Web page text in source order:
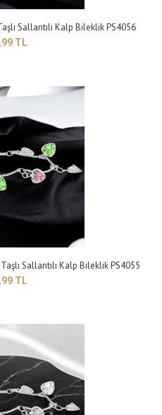
TL
Rengi: beyazBileklik Modeli :
bileklikTa..
Sallantılı Kalp Bileklik PS4056
TL
Sallantılı Kalp Bileklik PS4055
TL